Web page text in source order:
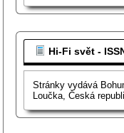
Hi-Fi svět -
Stránky vydává
Loučka, Česká